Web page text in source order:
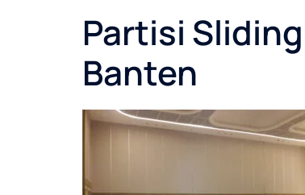
Partisi
Banten